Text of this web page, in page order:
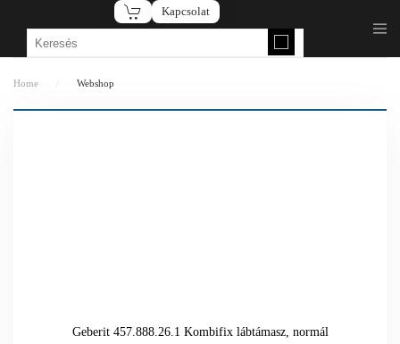
Fő tartalom átugrása
Kapcsolat
Home Webshop
Geberit 457.888.26.1 Kombifix lábtámasz, normál